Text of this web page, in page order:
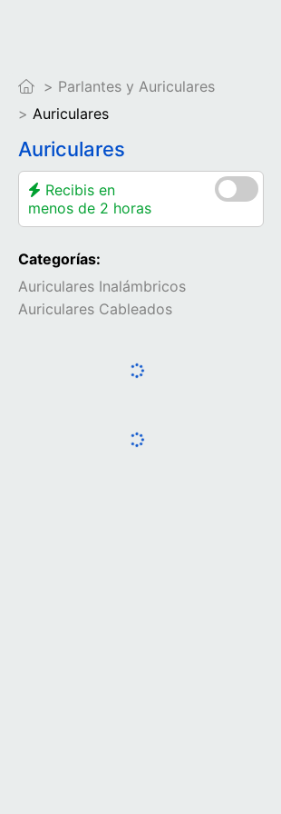
Parlantes y Auriculares
Auriculares
Auriculares
Recibis en
menos de 2 horas
Categorías:
Auriculares Inalámbricos
Auriculares Cableados